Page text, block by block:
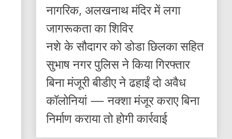
नागरिक, अलखनाथ मंदिर में लगा
जागरूकता का शिविर
नशे के सौदागर को डोडा छिलका सहित
सुभाष नगर पुलिस ने किया गिरफ्तार
बिना मंजूरी बीडीए ने ढहाईं दो अवैध
कॉलोनियां — नक्शा मंजूर कराए बिना
निर्माण कराया तो होगी कार्रवाई